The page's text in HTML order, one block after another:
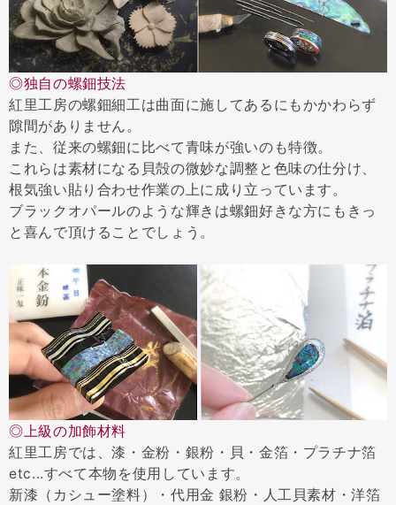
◎独自の螺鈿技法
紅里工房の螺鈿細工は曲面に施してあるにもかかわらず
隙間がありません。
また、従来の螺鈿に比べて青味が強いのも特徴。
これらは素材になる貝殻の微妙な調整と色味の仕分け、
根気強い貼り合わせ作業の上に成り立っています。
ブラックオパールのような輝きは螺鈿好きな方にもきっ
と喜んで頂けることでしょう。
◎上級の加飾材料
紅里工房では、漆・金粉・銀粉・貝・金箔・プラチナ箔
etc...すべて本物を使用しています。
新漆（カシュー塗料）・代用金 銀粉・人工貝素材・洋箔